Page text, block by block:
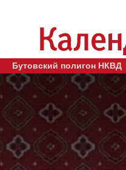
Бутовский полигон НКВД